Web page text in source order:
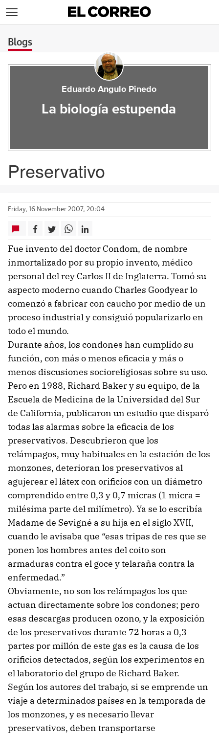
Blogs
Eduardo Angulo Pinedo
La biología estupenda
Preservativo
Friday, 16 November 2007, 20:04
Fue invento del doctor Condom, de nombre
inmortalizado por su propio invento, médico
personal del rey Carlos II de Inglaterra. Tomó su
aspecto moderno cuando Charles Goodyear lo
comenzó a fabricar con caucho por medio de un
proceso industrial y consiguió popularizarlo en
todo el mundo.
Durante años, los condones han cumplido su
función, con más o menos eficacia y más o
menos discusiones socioreligiosas sobre su uso.
Pero en 1988, Richard Baker y su equipo, de la
Escuela de Medicina de la Universidad del Sur
de California, publicaron un estudio que disparó
todas las alarmas sobre la eficacia de los
preservativos. Descubrieron que los
relámpagos, muy habituales en la estación de los
monzones, deterioran los preservativos al
agujerear el látex con orificios con un diámetro
comprendido entre 0,3 y 0,7 micras (1 micra =
milésima parte del milímetro). Ya se lo escribía
Madame de Sevigné a su hija en el siglo XVII,
cuando le avisaba que “esas tripas de res que se
ponen los hombres antes del coito son
armaduras contra el goce y telaraña contra la
enfermedad.”
Obviamente, no son los relámpagos los que
actuan directamente sobre los condones; pero
esas descargas producen ozono, y la exposición
de los preservativos durante 72 horas a 0,3
partes por millón de este gas es la causa de los
orificios detectados, según los experimentos en
el laboratorio del grupo de Richard Baker.
Según los autores del trabajo, si se emprende un
viaje a determinados países en la temporada de
los monzones, y es necesario llevar
preservativos, deben transportarse